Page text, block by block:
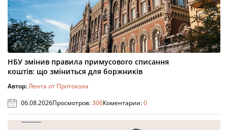
НБУ змінив правила примусового списання
коштів: що зміниться для боржників
Автор:Лента от Протокола
06.08.2026Просмотров:306Коментарии:0